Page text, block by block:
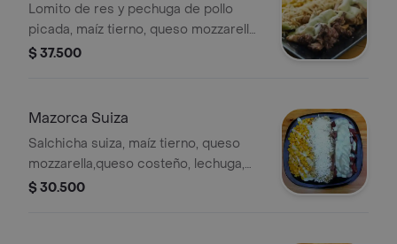
Lomito de res y pechuga de pollo
picada, maíz tierno, queso mozzarella,
queso costeño, lechuga, papa chongo
$ 37.500
Mazorca Suiza
Salchicha suiza, maíz tierno, queso
mozzarella,queso costeño, lechuga,
papa chongo y salsa tártara.
$ 30.500